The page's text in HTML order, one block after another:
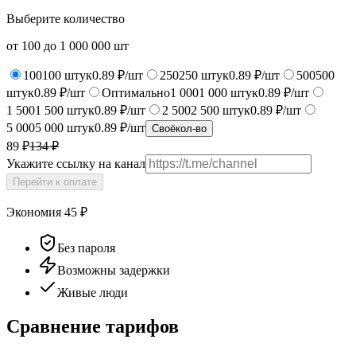
Выберите количество
от 100 до 1 000 000 шт
100100 штук0.89 ₽/шт 250250 штук0.89 ₽/шт 500500
штук0.89 ₽/шт Оптимально1 0001 000 штук0.89 ₽/шт
1 5001 500 штук0.89 ₽/шт 2 5002 500 штук0.89 ₽/шт
5 0005 000 штук0.89 ₽/шт Своёкол-во
89 ₽134₽
Укажите ссылку на канал
Перейти к оплате
Экономия 45 ₽
Без пароля
Возможны задержки
Живые люди
Сравнение тарифов